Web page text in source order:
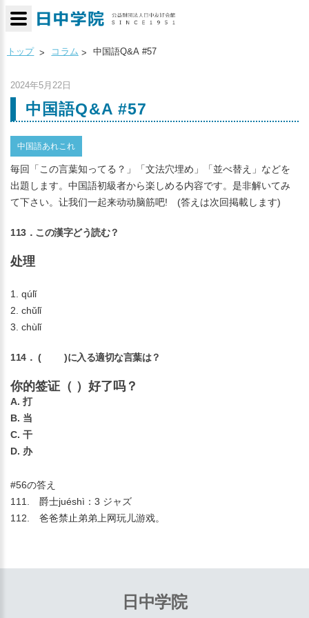
トップ コラム 中国語Q&A #57
2024年5月22日
中国語Q&A #57
中国語あれこれ
毎回「この言葉知ってる？」「文法穴埋め」「並べ替え」などを
出題します。中国語初級者から楽しめる内容です。是非解いてみ
て下さい。让我们一起来动动脑筋吧! (答えは次回掲載します)
113．この漢字どう読む？
处理
1. qúlǐ
2. chǔlǐ
3. chùlǐ
114． ( )に入る適切な言葉は？
你的签证（ ）好了吗？
A. 打
B. 当
C. 干
D. 办
#56の答え
111. 爵士juéshì：3 ジャズ
112. 爸爸禁止弟弟上网玩儿游戏。
日中学院